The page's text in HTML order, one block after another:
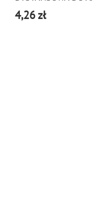
4,26 zł